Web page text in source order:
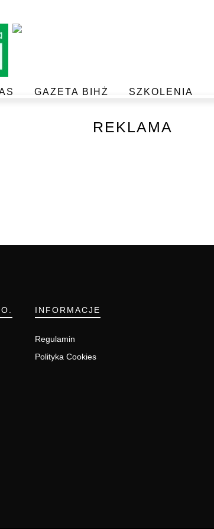
GAZETA BIHŻ SZKOLENIA
REKLAMA
INFORMACJE
Regulamin
Polityka Cookies